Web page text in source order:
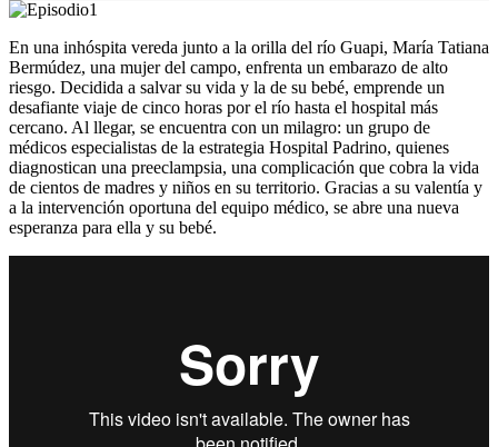
En una inhóspita vereda junto a la orilla del río Guapi, María Tatiana
Bermúdez, una mujer del campo, enfrenta un embarazo de alto
riesgo. Decidida a salvar su vida y la de su bebé, emprende un
desafiante viaje de cinco horas por el río hasta el hospital más
cercano. Al llegar, se encuentra con un milagro: un grupo de
médicos especialistas de la estrategia Hospital Padrino, quienes
diagnostican una preeclampsia, una complicación que cobra la vida
de cientos de madres y niños en su territorio. Gracias a su valentía y
a la intervención oportuna del equipo médico, se abre una nueva
esperanza para ella y su bebé.